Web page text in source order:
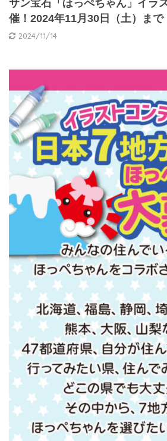
サン宝石「ほっぺちゃん」イラ
催！2024年11月30日（土）まで
2024/11/14